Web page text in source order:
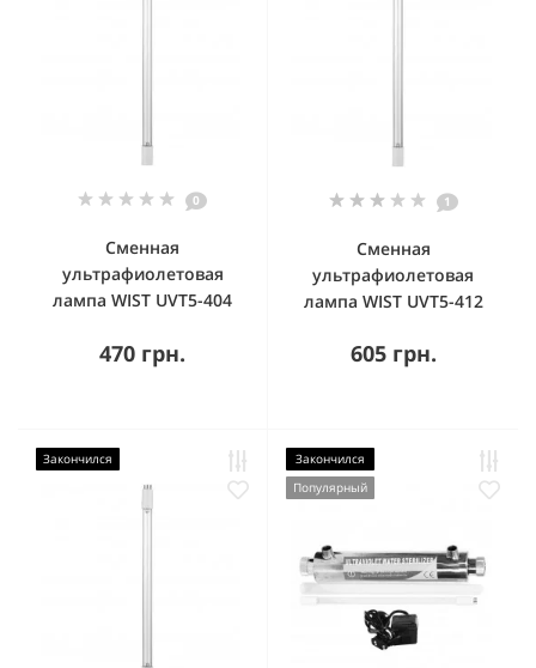
0
Сменная
ультрафиолетовая
лампа WIST UVT5-404
470 грн.
1
Сменная
ультрафиолетовая
лампа WIST UVT5-412
605 грн.
Закончился
Закончился
Популярный